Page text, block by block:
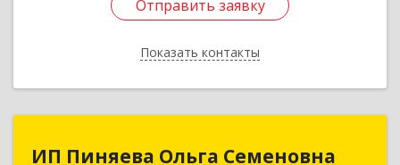
Отправить заявку
Показать контакты
Отправить заявку
Назад
ИП Пиняева Ольга Семеновна